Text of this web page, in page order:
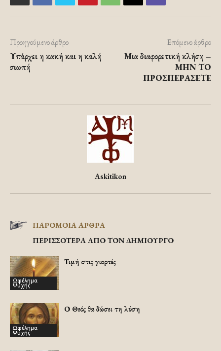
Προηγούμενο άρθρο
Υπάρχει η κακή και η καλή
σιωπή
Επόμενο άρθρο
Μια διαφορετική κλήση –
ΜΗΝ ΤΟ
ΠΡΟΣΠΕΡΑΣΕΤΕ
Askitikon
ΠΑΡΟΜΟΙΑ ΑΡΘΡΑ
ΠΕΡΙΣΣΟΤΕΡΑ ΑΠΟ ΤΟΝ ΔΗΜΙΟΥΡΓΟ
Ωφέλημα
Ψυχής
Τιμή στις γιορτές
Ωφέλημα
Ψυχής
Ο Θεός θα δώσει τη λύση